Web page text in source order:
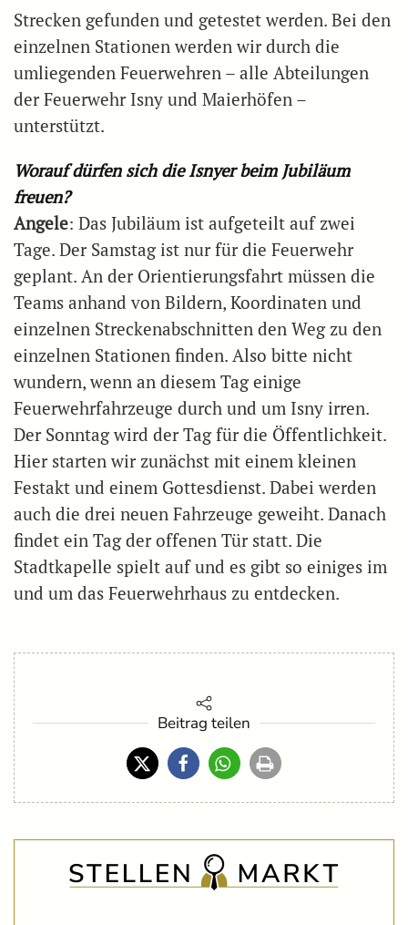
Strecken gefunden und getestet werden. Bei den
einzelnen Stationen werden wir durch die
umliegenden Feuerwehren – alle Abteilungen
der Feuerwehr Isny und Maierhöfen –
unterstützt.
Worauf dürfen sich die Isnyer beim Jubiläum
freuen?
Angele: Das Jubiläum ist aufgeteilt auf zwei
Tage. Der Samstag ist nur für die Feuerwehr
geplant. An der Orientierungsfahrt müssen die
Teams anhand von Bildern, Koordinaten und
einzelnen Streckenabschnitten den Weg zu den
einzelnen Stationen finden. Also bitte nicht
wundern, wenn an diesem Tag einige
Feuerwehrfahrzeuge durch und um Isny irren.
Der Sonntag wird der Tag für die Öffentlichkeit.
Hier starten wir zunächst mit einem kleinen
Festakt und einem Gottesdienst. Dabei werden
auch die drei neuen Fahrzeuge geweiht. Danach
findet ein Tag der offenen Tür statt. Die
Stadtkapelle spielt auf und es gibt so einiges im
und um das Feuerwehrhaus zu entdecken.
Beitrag teilen